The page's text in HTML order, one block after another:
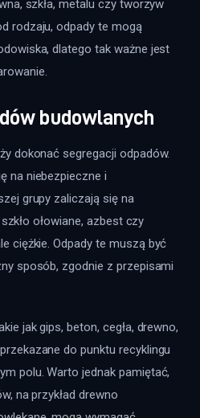
szkła, metalu czy tworzyw
rodzaju, odpady te mogą
dlatego tak ważne jest
budowlanych
dokonać segregacji odpadów.
na niebezpieczne i
grupy zaliczają się na
ołowiane, azbest czy
ciężkie. Odpady te muszą być
sposób, zgodnie z przepisami
jak gips, beton, cegła, drewno,
do punktu recyklingu
polu. Warto jednak pamiętać,
na przykład drewno